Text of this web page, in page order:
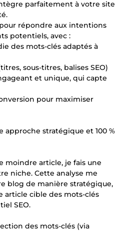
parfaitement à votre site
répondre aux intentions
potentiels, avec :
des mots-clés adaptés à
sous-titres, balises SEO)
et unique, qui capte
pour maximiser
approche stratégique et 100 %
moindre article, je fais une
niche. Cette analyse me
blog de manière stratégique,
article cible des mots-clés
SEO.
des mots-clés (via